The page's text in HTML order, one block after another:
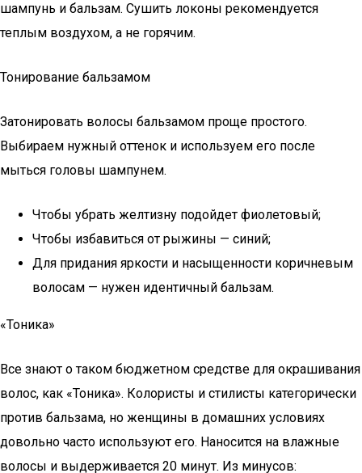
шампунь и бальзам. Сушить локоны рекомендуется
теплым воздухом, а не горячим.
Тонирование бальзамом
Затонировать волосы бальзамом проще простого.
Выбираем нужный оттенок и используем его после
мыться головы шампунем.
Чтобы убрать желтизну подойдет фиолетовый;
Чтобы избавиться от рыжины — синий;
Для придания яркости и насыщенности коричневым
волосам — нужен идентичный бальзам.
«Тоника»
Все знают о таком бюджетном средстве для окрашивания
волос, как «Тоника». Колористы и стилисты категорически
против бальзама, но женщины в домашних условиях
довольно часто используют его. Наносится на влажные
волосы и выдерживается 20 минут. Из минусов: